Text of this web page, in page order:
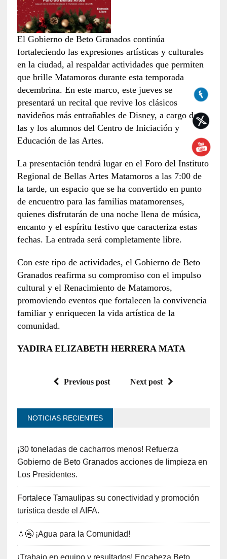
El Gobierno de Beto Granados continúa
fortaleciendo las expresiones artísticas y culturales
en la ciudad, al respaldar actividades que permiten
que brille Matamoros durante esta temporada
decembrina. En este marco, este jueves se
presentará un recital que revive los clásicos
navideños más entrañables de Disney, a cargo de
las y los alumnos del Centro de Iniciación y
Educación de las Artes.
La presentación tendrá lugar en el Foro del Instituto
Regional de Bellas Artes Matamoros a las 7:00 de
la tarde, un espacio que se ha convertido en punto
de encuentro para las familias matamorenses,
quienes disfrutarán de una noche llena de música,
encanto y el espíritu festivo que caracteriza estas
fechas. La entrada será completamente libre.
Con este tipo de actividades, el Gobierno de Beto
Granados reafirma su compromiso con el impulso
cultural y el Renacimiento de Matamoros,
promoviendo eventos que fortalecen la convivencia
familiar y enriquecen la vida artística de la
comunidad.
YADIRA ELIZABETH HERRERA MATA
Previous post Next post
NOTICIAS RECIENTES
¡30 toneladas de cacharros menos! Refuerza
Gobierno de Beto Granados acciones de limpieza en
Los Presidentes.
Fortalece Tamaulipas su conectividad y promoción
turística desde el AIFA.
💧🚰 ¡Agua para la Comunidad!
¡Trabajo en equipo y resultados! Encabeza Beto